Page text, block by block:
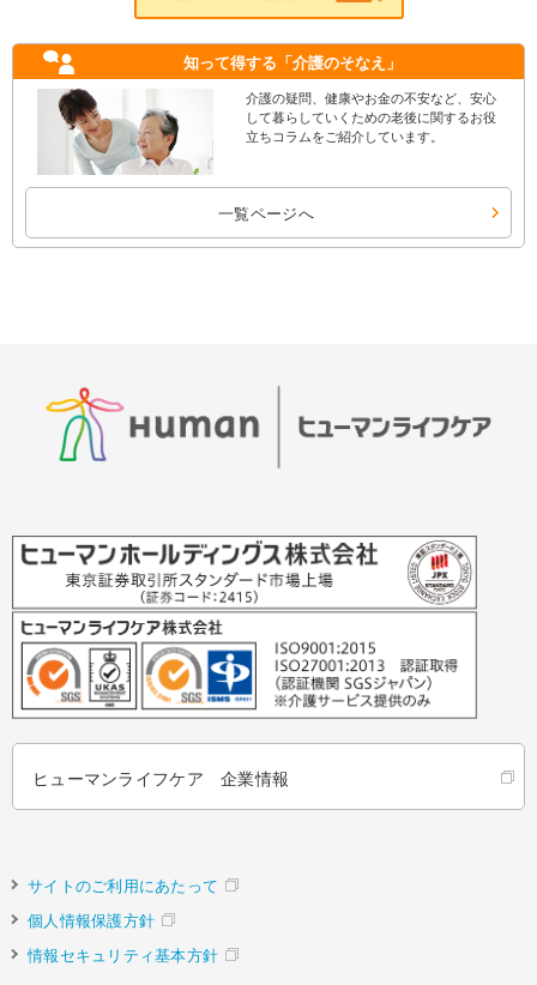
知って得する 「介護のそなえ」
介護の疑問、健康やお金の不安など、安心
して暮らしていくための老後に関するお役
立ちコラムをご紹介しています。
一覧ページへ
ヒューマンライフケア 企業情報
サイトのご利用にあたって
個人情報保護方針
情報セキュリティ基本方針